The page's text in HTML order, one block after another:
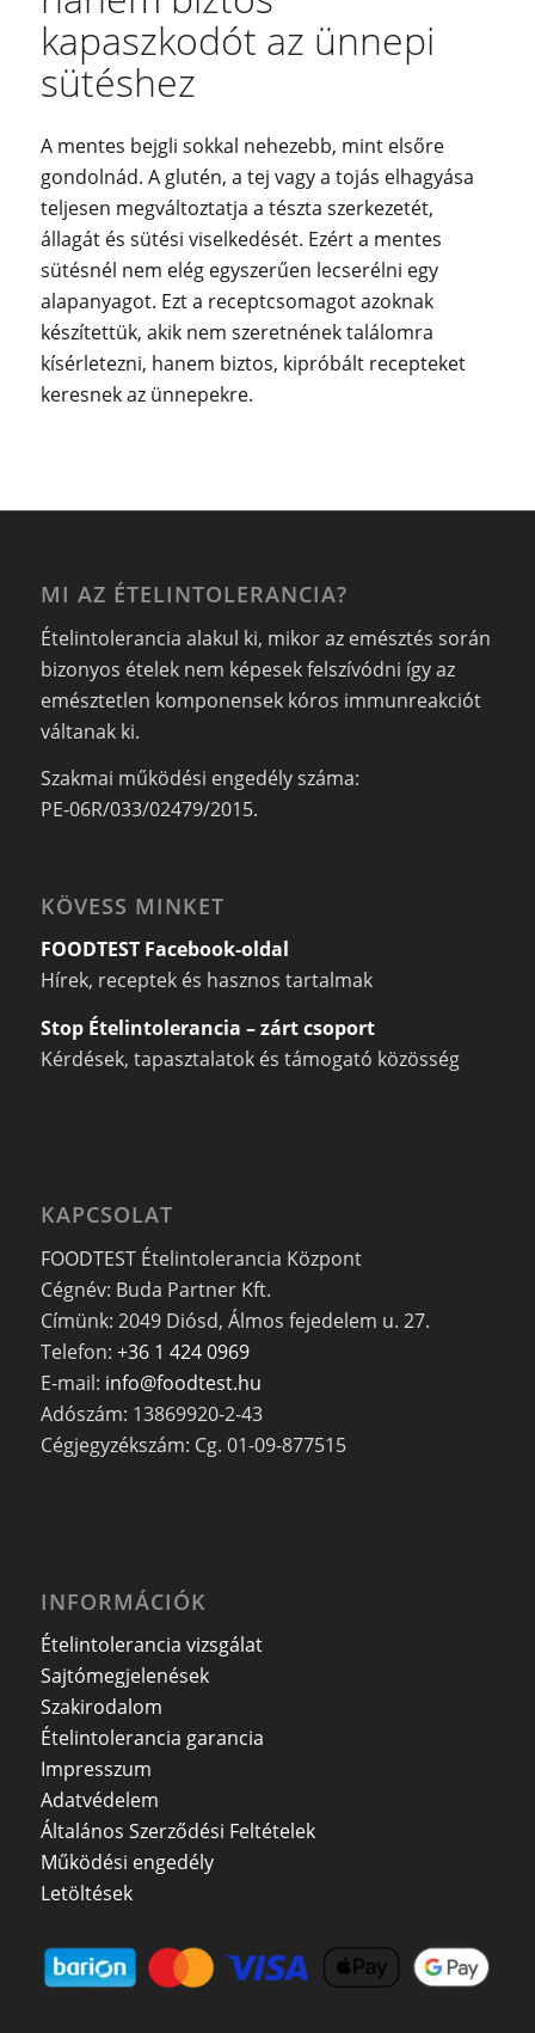
kapaszkodót az ünnepi
sütéshez
A mentes bejgli sokkal nehezebb, mint elsőre
gondolnád. A glutén, a tej vagy a tojás elhagyása
teljesen megváltoztatja a tészta szerkezetét,
állagát és sütési viselkedését. Ezért a mentes
sütésnél nem elég egyszerűen lecserélni egy
alapanyagot. Ezt a receptcsomagot azoknak
készítettük, akik nem szeretnének találomra
kísérletezni, hanem biztos, kipróbált recepteket
keresnek az ünnepekre.
MI AZ ÉTELINTOLERANCIA?
Ételintolerancia alakul ki, mikor az emésztés során
bizonyos ételek nem képesek felszívódni így az
emésztetlen komponensek kóros immunreakciót
váltanak ki.
Szakmai működési engedély száma:
PE-06R/033/02479/2015.
KÖVESS MINKET
FOODTEST Facebook-oldal
Hírek, receptek és hasznos tartalmak
Stop Ételintolerancia – zárt csoport
Kérdések, tapasztalatok és támogató közösség
KAPCSOLAT
FOODTEST Ételintolerancia Központ
Cégnév: Buda Partner Kft.
Címünk: 2049 Diósd, Álmos fejedelem u. 27.
Telefon: +36 1 424 0969
E-mail: info@foodtest.hu
Adószám: 13869920-2-43
Cégjegyzékszám: Cg. 01-09-877515
INFORMÁCIÓK
Ételintolerancia vizsgálat
Sajtómegjelenések
Szakirodalom
Ételintolerancia garancia
Impresszum
Adatvédelem
Általános Szerződési Feltételek
Működési engedély
Letöltések